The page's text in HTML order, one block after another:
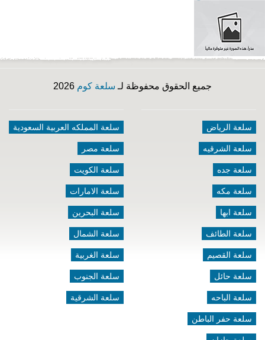
جميع الحقوق محفوظة لـ سلعة كوم
سلعة الرياض
سلعة الشرقيه
سلعة جده
سلعة مكه
سلعة ابها
سلعة الطائف
سلعة القصيم
سلعة حائل
سلعة الباحه
سلعة حفر الباطن
سلعة المملكه العربية السعودية
سلعة مصر
سلعة الكويت
سلعة الامارات
سلعة البحرين
سلعة الشمال
سلعة الغربية
سلعة الجنوب
سلعة الشرقية